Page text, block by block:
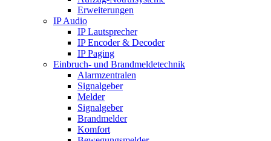
Erweiterungen
IP Audio
IP Lautsprecher
IP Encoder & Decoder
IP Paging
Einbruch- und Brandmeldetechnik
Alarmzentralen
Signalgeber
Melder
Signalgeber
Brandmelder
Komfort